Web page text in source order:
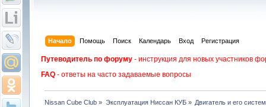
Начало Помощь Поиск Календарь Вход Регистрация
Путеводитель по форуму - инструкция для новых участников
FAQ - ответы на часто задаваемые вопросы
Nissan Cube Club » Эксплуатация Ниссан КУБ» Двигатель и его